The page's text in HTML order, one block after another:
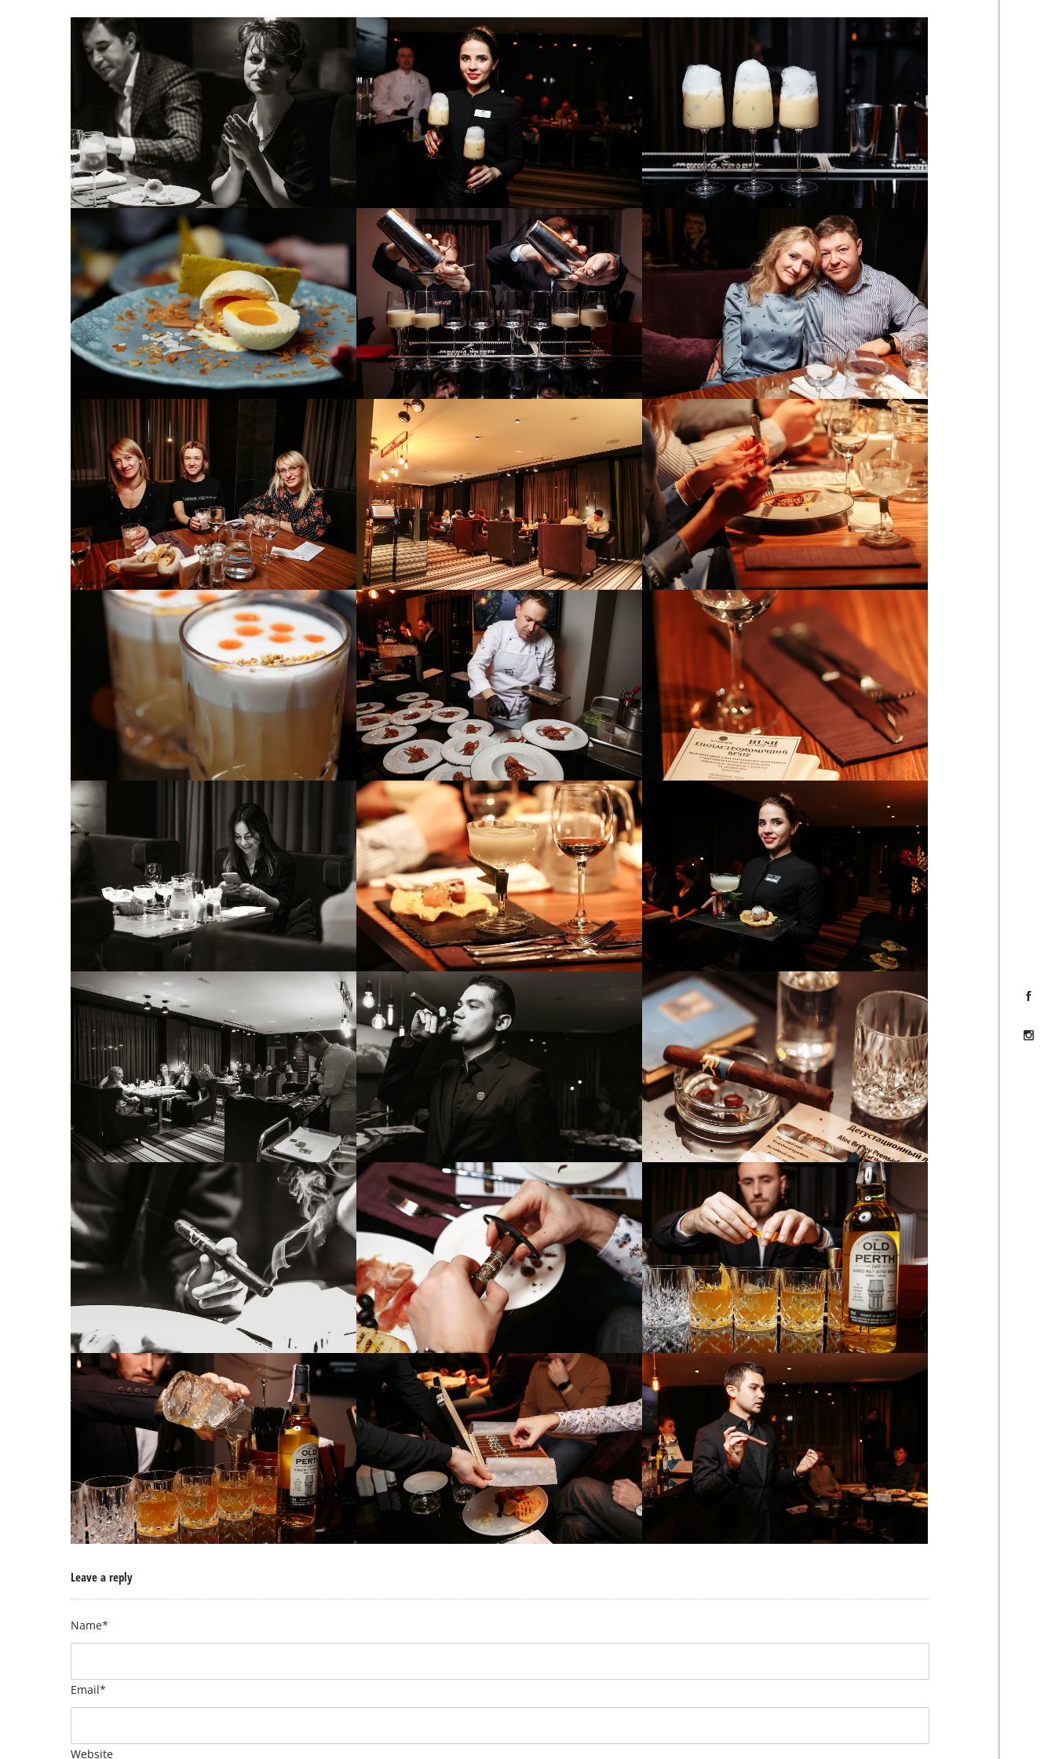
Leave a reply
Name*
Email*
Website